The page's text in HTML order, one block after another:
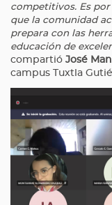
competitivos. Es
que la comunidad
prepara con las
educación de
compartió José
campus Tuxtla